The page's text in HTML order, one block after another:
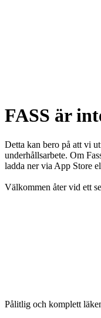
FASS är
Detta kan bero på att vi
underhållsarbete. Om
ladda ner via App Store
Välkommen åter vid ett
Pålitlig och komplett